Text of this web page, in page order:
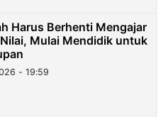
Harus Berhenti Mengajar
Mulai Mendidik untuk
- 19:59